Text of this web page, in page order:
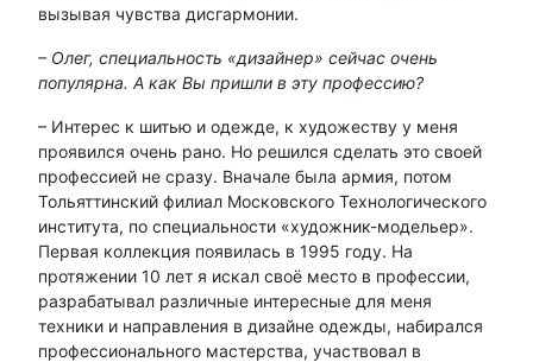
вызывая чувства дисгармонии.
– Олег, специальность «дизайнер» сейчас очень
популярна. А как Вы пришли в эту профессию?
– Интерес к шитью и одежде, к художеству у меня
проявился очень рано. Но решился сделать это своей
профессией не сразу. Вначале была армия, потом
Тольяттинский филиал Московского Технологического
института, по специальности «художник-модельер».
Первая коллекция появилась в 1995 году. На
протяжении 10 лет я искал своё место в профессии,
разрабатывал различные интересные для меня
техники и направления в дизайне одежды, набирался
профессионального мастерства, участвовал в